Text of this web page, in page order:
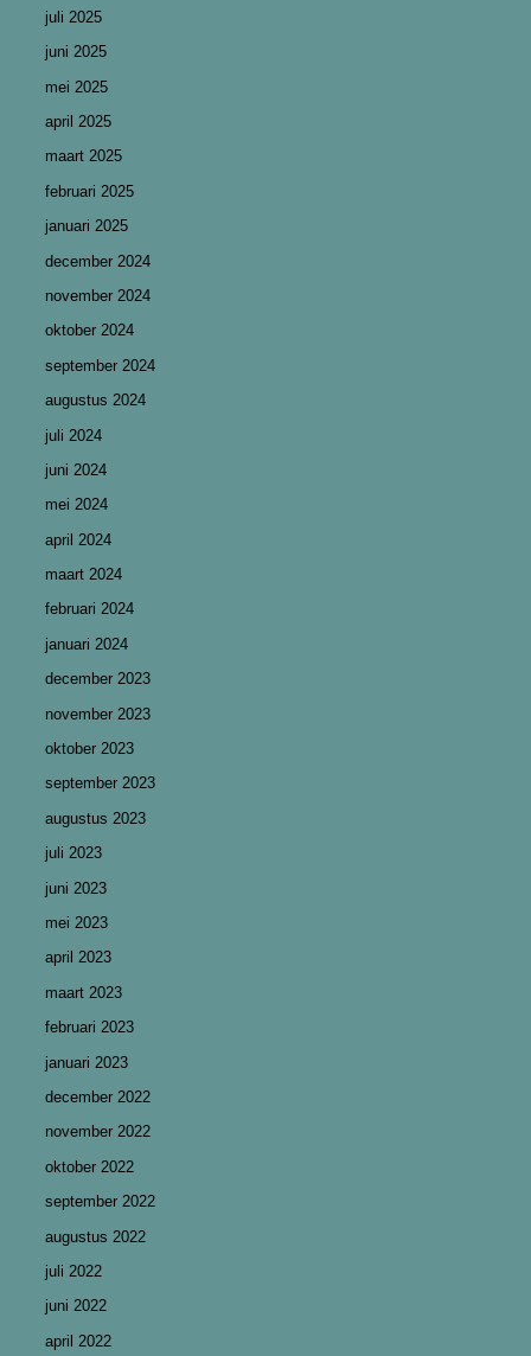
juli 2025
juni 2025
mei 2025
april 2025
maart 2025
februari 2025
januari 2025
december 2024
november 2024
oktober 2024
september 2024
augustus 2024
juli 2024
juni 2024
mei 2024
april 2024
maart 2024
februari 2024
januari 2024
december 2023
november 2023
oktober 2023
september 2023
augustus 2023
juli 2023
juni 2023
mei 2023
april 2023
maart 2023
februari 2023
januari 2023
december 2022
november 2022
oktober 2022
september 2022
augustus 2022
juli 2022
juni 2022
april 2022